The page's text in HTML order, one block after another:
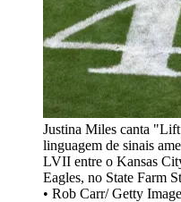
Justina Miles canta
linguagem de sinais
LVII entre o Kansas
Eagles, no State Farm
• Rob Carr/ Getty